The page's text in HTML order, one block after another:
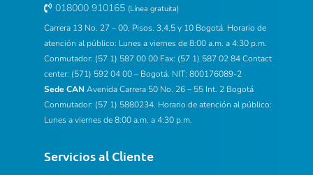
018000 910165 (Línea gratuita)
Carrera 13 No. 27 – 00, Pisos. 3,4,5 y 10 Bogotá. Horario de
atención al público: Lunes a viernes de 8:00 a.m. a 4:30 p.m.
Conmutador: (57 1) 587 00 00 Fax: (57 1) 587 02 84 Contact
center: (571) 592 04 00 – Bogotá. NIT: 800176089-2
Sede CAN Avenida Carrera 50 No. 26 – 55 Int. 2 Bogotá
Conmutador: (57 1) 5880234. Horario de atención al público:
Lunes a viernes de 8:00 a.m. a 4:30 p.m.
Servicios al Cliente